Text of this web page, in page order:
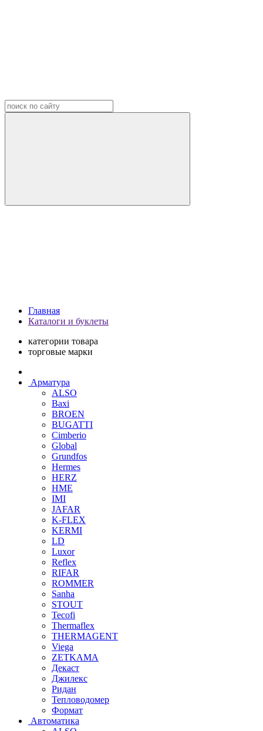
Главная
Каталоги и буклеты
категории товара
торговые марки
Арматура
ALSO
Baxi
BROEN
BUGATTI
Cimberio
Global
Grundfos
Hermes
HERZ
HME
IMI
JAFAR
K-FLEX
KERMI
LD
Luxor
Reflex
RIFAR
ROMMER
Sanha
STOUT
Tecofi
Thermaflex
THERMAGENT
Viega
ZETKAMA
Декаст
Джилекс
Ридан
Тепловодомер
Формат
Автоматика